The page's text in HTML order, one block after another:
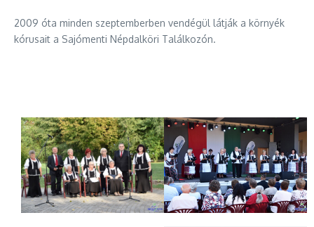
2009 óta minden szeptemberben vendégül látják a környék
kórusait a Sajómenti Népdalköri Találkozón.